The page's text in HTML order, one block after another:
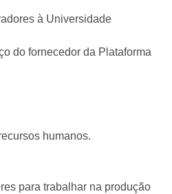
à Universidade
do fornecedor da Plataforma
humanos.
para trabalhar na produção